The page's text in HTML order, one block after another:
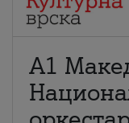
А1